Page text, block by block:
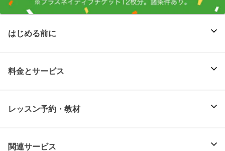
はじめる前に
料金とサービス
レッスン予約・教材
関連サービス